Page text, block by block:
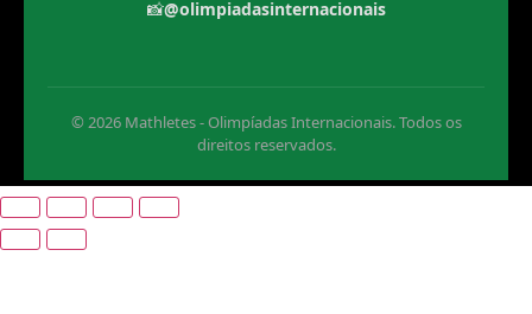
📸@olimpiadasinternacionais
© 2026 Mathletes - Olimpíadas Internacionais. Todos os
direitos reservados.